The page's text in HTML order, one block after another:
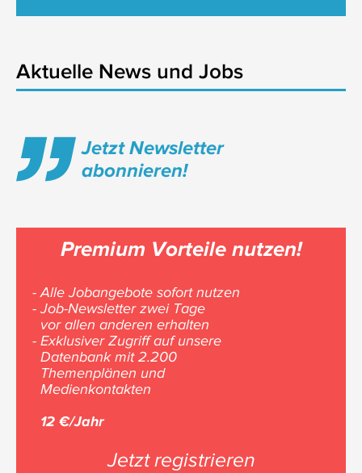
Aktuelle News und Jobs
Jetzt Newsletter
abonnieren!
Premium Vorteile nutzen!
- Alle Jobangebote sofort nutzen
- Job-Newsletter zwei Tage
vor allen anderen erhalten
- Exklusiver Zugriff auf unsere
Datenbank mit 2.200
Themenplänen und
Medienkontakten
12 €/Jahr
Jetzt registrieren